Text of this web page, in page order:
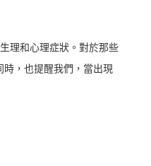
理和心理症狀。對於那些
，也提醒我們，當出現